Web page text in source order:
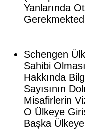
Yanlarında
Schengen
Sahibi
Hakkında
Sayısının
Misafirlerin
O Ülkeye
Başka